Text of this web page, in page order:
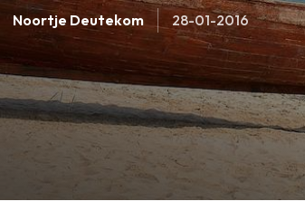
Noortje Deutekom 28-01-2016